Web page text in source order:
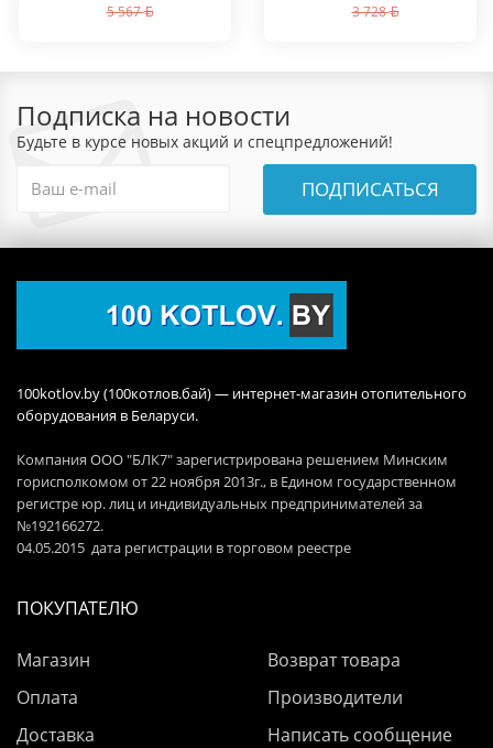
5 567 3 728
Подписка на новости
Будьте в курсе новых акций и спецпредложений!
ПОДПИСАТЬСЯ
100kotlov.by (100котлов.бай) — интернет-магазин отопительного
оборудования в Беларуси.
Компания ООО "БЛК7" зарегистрирована решением Минским
горисполкомом от 22 ноября 2013г., в Едином государственном
регистре юр. лиц и индивидуальных предпринимателей за
№192166272.
04.05.2015 дата регистрации в торговом реестре
ПОКУПАТЕЛЮ
Магазин
Оплата
Доставка
Возврат товара
Производители
Написать сообщение